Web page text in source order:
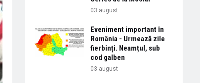
03 august
Eveniment important în
România - Urmează zile
fierbinți. Neamțul, sub
cod galben
03 august